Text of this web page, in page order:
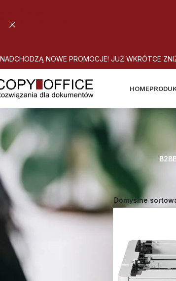
Skip to main content
NADCHODZĄ NOWE PROMOCJE! JUŻ WKRÓTCE ZNI
HOME
B2B
Strona główna